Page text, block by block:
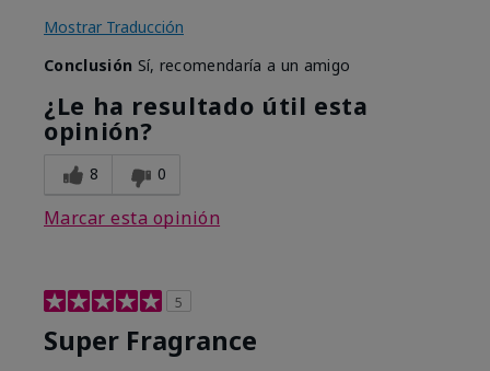
Mostrar Traducción
Conclusión Sí, recomendaría a un amigo
¿Le ha resultado útil esta
opinión?
8 0
Marcar esta opinión
5
Super Fragrance